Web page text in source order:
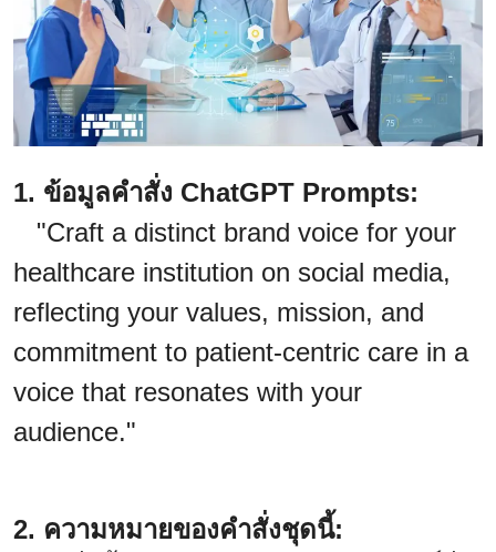
1. ข้อมูลคำสั่ง ChatGPT Prompts:
"Craft a distinct brand voice for your
healthcare institution on social media,
reflecting your values, mission, and
commitment to patient-centric care in a
voice that resonates with your
audience."
2. ความหมายของคำสั่งชุดนี้: